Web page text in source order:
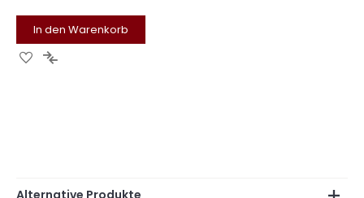
In den Warenkorb
Zur Zur